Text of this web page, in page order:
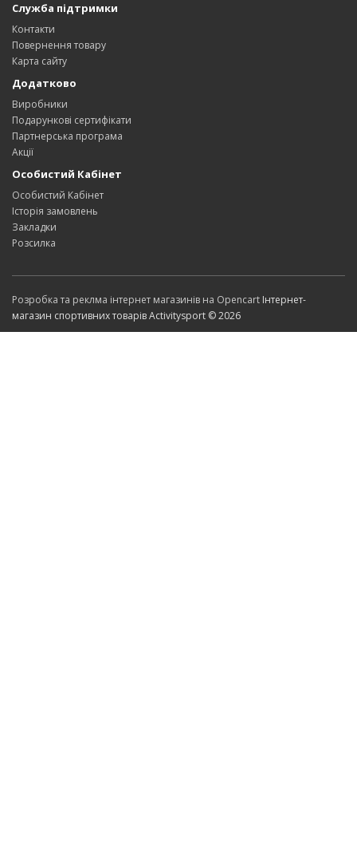
Служба підтримки
Контакти
Повернення товару
Карта сайту
Додатково
Виробники
Подарункові сертифікати
Партнерська програма
Акції
Особистий Кабінет
Особистий Кабінет
Історія замовлень
Закладки
Розсилка
Розробка та реклма інтернет магазинів на Opencart Інтернет-
магазин спортивних товарів Activitysport © 2026